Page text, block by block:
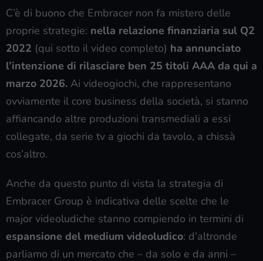
C’è di buono che Embracer non fa mistero delle
proprie strategie: nella relazione finanziaria sul Q2
2022 (qui sotto il video completo) ha annunciato
l’intenzione di rilasciare ben 25 titoli AAA da qui a
marzo 2026. Ai videogiochi, che rappresentano
ovviamente il core business della società, si stanno
affiancando altre produzioni transmediali a essi
collegate, da serie tv a giochi da tavolo, a chissà
cos’altro.
Anche da questo punto di vista la strategia di
Embracer Group è indicativa delle scelte che le
major videoludiche stanno compiendo in termini di
espansione del medium videoludico: d’altronde
parliamo di un mercato che – da solo e da anni –